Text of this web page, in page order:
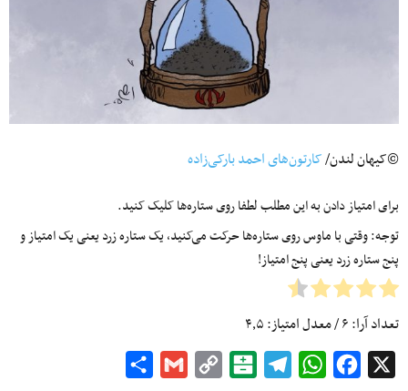
©کیهان لندن/کارتون‌های احمد بارکی‌زاده
برای امتیاز دادن به این مطلب لطفا روی ستاره‌ها کلیک کنید.
توجه: وقتی با ماوس روی ستاره‌ها حرکت می‌کنید، یک ستاره زرد یعنی یک امتیاز و
پنج ستاره زرد یعنی پنج امتیاز!
تعداد آرا:۶/ معدل امتیاز:۴٫۵
Facebook
WhatsApp
Telegram
Balatarin
Copy
Gmail